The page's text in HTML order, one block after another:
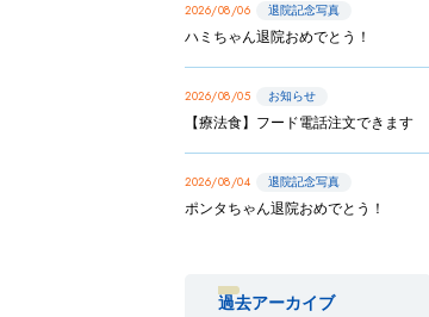
2026/08/06 退院記念写真
ハミちゃん退院おめでとう！
2026/08/05 お知らせ
【療法食】フード電話注文できます
2026/08/04 退院記念写真
ポンタちゃん退院おめでとう！
過去アーカイブ